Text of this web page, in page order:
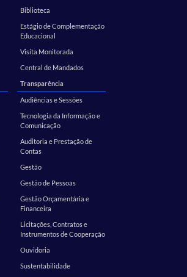
Biblioteca
Estágio de Complementação
Educacional
Visita Monitorada
Central de Mandados
Transparência
Audiências e Sessões
Tecnologia da Informação e
Comunicação
Auditoria e Prestação de
Contas
Gestão
Gestão de Pessoas
Gestão Orçamentária e
Financeira
Licitações, Contratos e
Instrumentos de Cooperação
Ouvidoria
Sustentabilidade